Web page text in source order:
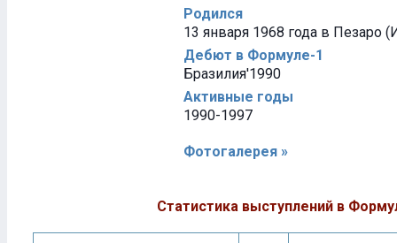
Родился
13 января 1968 года в Пезаро
Дебют в Формуле-1
Бразилия'1990
Активные годы
1990-1997
Фотогалерея »
Статистика выступлений в